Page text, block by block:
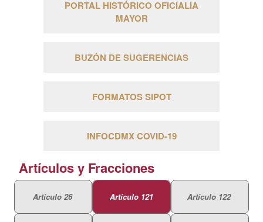
PORTAL HISTÓRICO OFICIALIA
MAYOR
BUZÓN DE SUGERENCIAS
FORMATOS SIPOT
INFOCDMX COVID-19
Artículos y Fracciones
Artículo 26 Artículo 121 Artículo 122